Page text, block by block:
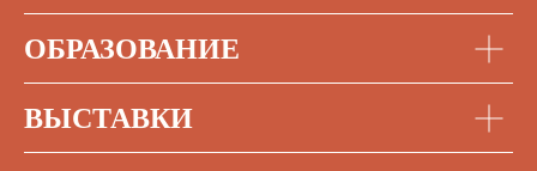
ОБРАЗОВАНИЕ
ВЫСТАВКИ